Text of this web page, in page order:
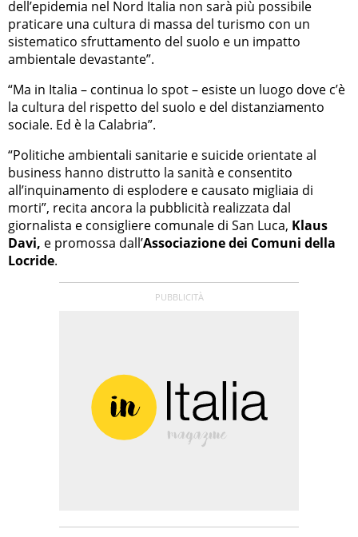
dell’epidemia nel Nord Italia non sarà più possibile
praticare una cultura di massa del turismo con un
sistematico sfruttamento del suolo e un impatto
ambientale devastante”.
“Ma in Italia – continua lo spot – esiste un luogo dove c’è
la cultura del rispetto del suolo e del distanziamento
sociale. Ed è la Calabria”.
“Politiche ambientali sanitarie e suicide orientate al
business hanno distrutto la sanità e consentito
all’inquinamento di esplodere e causato migliaia di
morti”, recita ancora la pubblicità realizzata dal
giornalista e consigliere comunale di San Luca, Klaus
Davi, e promossa dall’Associazione dei Comuni della
Locride.